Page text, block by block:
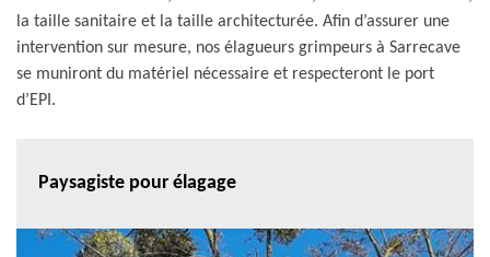
la taille sanitaire et la taille architecturée. Afin d’assurer une
intervention sur mesure, nos élagueurs grimpeurs à Sarrecave
se muniront du matériel nécessaire et respecteront le port
d’EPI.
Paysagiste pour élagage